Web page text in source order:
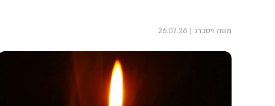
משה ויסברג 26.07.26